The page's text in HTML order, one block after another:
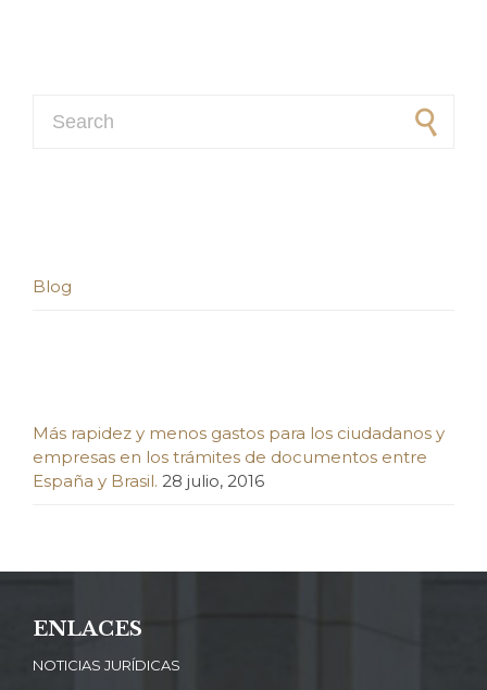
Blog
Más rapidez y menos gastos para los ciudadanos y
empresas en los trámites de documentos entre
España y Brasil. 28 julio, 2016
ENLACES
NOTICIAS JURÍDICAS